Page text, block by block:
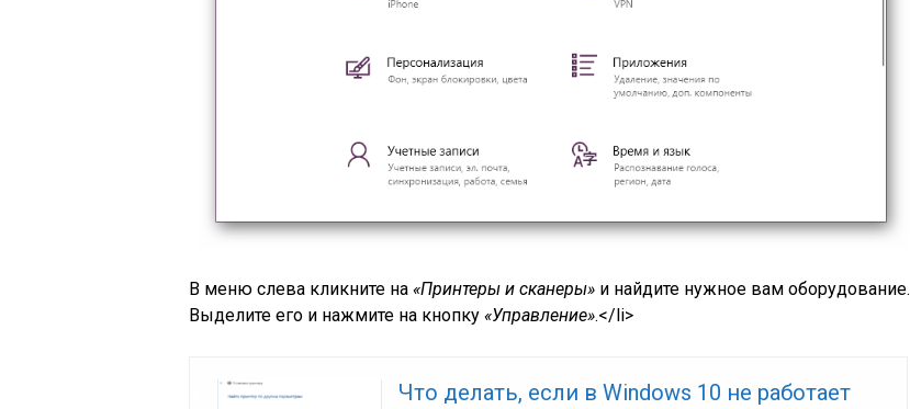
В меню слева кликните на «Принтеры и сканеры» и найдите нужное вам оборудование.
Выделите его и нажмите на кнопку «Управление».</li>
Что делать, если в Windows 10 не работает